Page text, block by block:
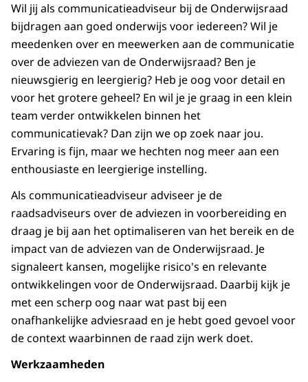
Wil jij als communicatieadviseur bij de Onderwijsraad
bijdragen aan goed onderwijs voor iedereen? Wil je
meedenken over en meewerken aan de communicatie
over de adviezen van de Onderwijsraad? Ben je
nieuwsgierig en leergierig? Heb je oog voor detail en
voor het grotere geheel? En wil je je graag in een klein
team verder ontwikkelen binnen het
communicatievak? Dan zijn we op zoek naar jou.
Ervaring is fijn, maar we hechten nog meer aan een
enthousiaste en leergierige instelling.
Als communicatieadviseur adviseer je de
raadsadviseurs over de adviezen in voorbereiding en
draag je bij aan het optimaliseren van het bereik en de
impact van de adviezen van de Onderwijsraad. Je
signaleert kansen, mogelijke risico's en relevante
ontwikkelingen voor de Onderwijsraad. Daarbij kijk je
met een scherp oog naar wat past bij een
onafhankelijke adviesraad en je hebt goed gevoel voor
de context waarbinnen de raad zijn werk doet.
Werkzaamheden